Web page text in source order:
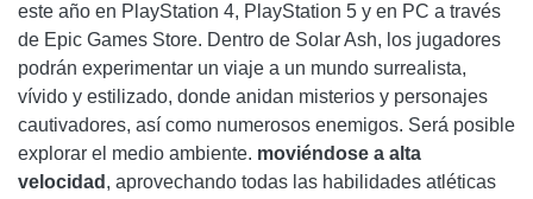
este año en PlayStation 4, PlayStation 5 y en PC a través
de Epic Games Store. Dentro de Solar Ash, los jugadores
podrán experimentar un viaje a un mundo surrealista,
vívido y estilizado, donde anidan misterios y personajes
cautivadores, así como numerosos enemigos. Será posible
explorar el medio ambiente. moviéndose a alta
velocidad , aprovechando todas las habilidades atléticas